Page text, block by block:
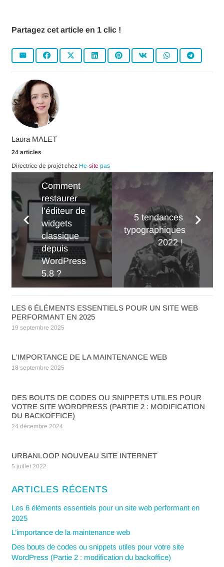
Partagez cet article en 1 clic !
Laura MALET
24 articles
Directrice de projet chez He-site pas
Comment
restaurer
l’éditeur de
widgets
classique
depuis
WordPress
5.8 ?
5 tendances
typographiques
2022 !
LES 6 ÉLÉMENTS ESSENTIELS POUR UN SITE WEB
PERFORMANT EN 2025
19 septembre 2025
L’IMPORTANCE DE LA MAINTENANCE WEB
18 septembre 2025
DES BOUTS DE CODES OU SNIPPETS UTILES POUR
VOTRE SITE WORDPRESS (PARTIE 2 : MODIFICATION
DU BACKOFFICE)
24 décembre 2024
URBANLOOP NOUVEAU SITE INTERNET
5 juillet 2022
ARTICLES RÉCENTS
Les 6 éléments essentiels pour un site web performant en
2025
L’importance de la maintenance web
Des bouts de codes ou snippets utiles pour votre site
WordPress (Partie 2 : modification du backoffice)